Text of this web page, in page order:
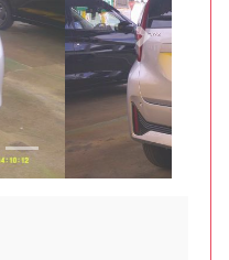
Next